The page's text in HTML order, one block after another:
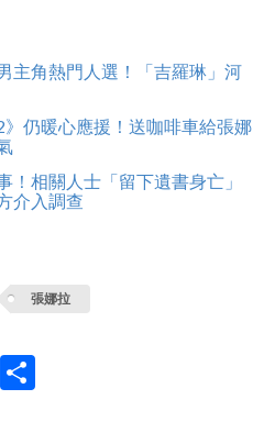
主角熱門人選！「吉羅琳」河
仍暖心應援！送咖啡車給張娜
！相關人士「留下遺書身亡」
介入調查
張娜拉
Copy
Link